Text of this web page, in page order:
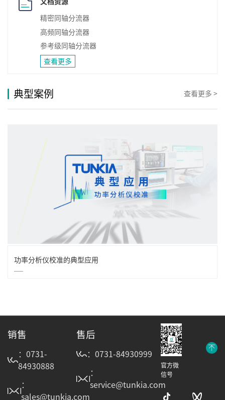
精密同轴分流器
高频同轴分流器
参考级同轴分流器
查看更多
典型案例 查看更多 >
功率分析仪校准的典型应用
销售
：0731-
84930888
：
sales@tunkia.com
售后
：0731-84930999
：
service@tunkia.com
官方微
信号